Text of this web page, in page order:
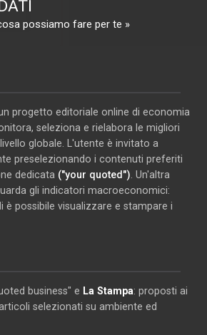
possiamo fare per te »
progetto editoriale online di economia
seleziona e rielabora le migliori
globale. L'utente è invitato a
preselezionando i contenuti preferiti
dedicata ("your quoted") . Un'altra
gli indicatori macroeconomici:
è possibile visualizzare e stampare i
business" e La Stampa: proposti ai
selezionati su ambiente ed